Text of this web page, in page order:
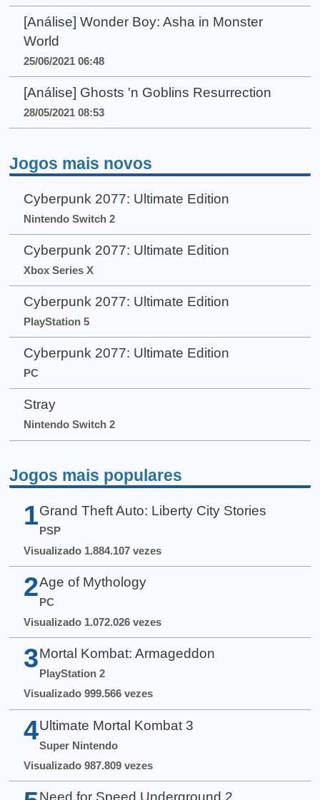
[Análise] Wonder Boy: Asha in Monster
World
25/06/2021 06:48
[Análise] Ghosts 'n Goblins Resurrection
28/05/2021 08:53
Jogos mais novos
Cyberpunk 2077: Ultimate Edition
Nintendo Switch 2
Cyberpunk 2077: Ultimate Edition
Xbox Series X
Cyberpunk 2077: Ultimate Edition
PlayStation 5
Cyberpunk 2077: Ultimate Edition
PC
Stray
Nintendo Switch 2
Jogos mais populares
1 Grand Theft Auto: Liberty City Stories
PSP
Visualizado 1.884.107 vezes
2 Age of Mythology
PC
Visualizado 1.072.026 vezes
3 Mortal Kombat: Armageddon
PlayStation 2
Visualizado 999.566 vezes
4 Ultimate Mortal Kombat 3
Super Nintendo
Visualizado 987.809 vezes
Need for Speed Underground 2